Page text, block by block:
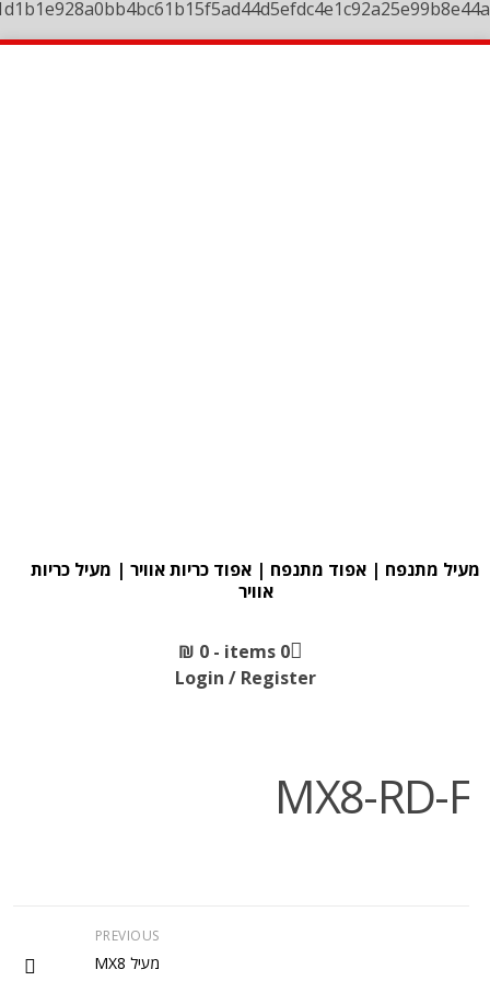
מעיל מתנפח | אפוד מתנפח | אפוד כריות אוויר | מעיל כריות
אוויר
0 items -
₪ 0
Login / Register
MX8-RD-F
PREVIOUS
מעיל MX8